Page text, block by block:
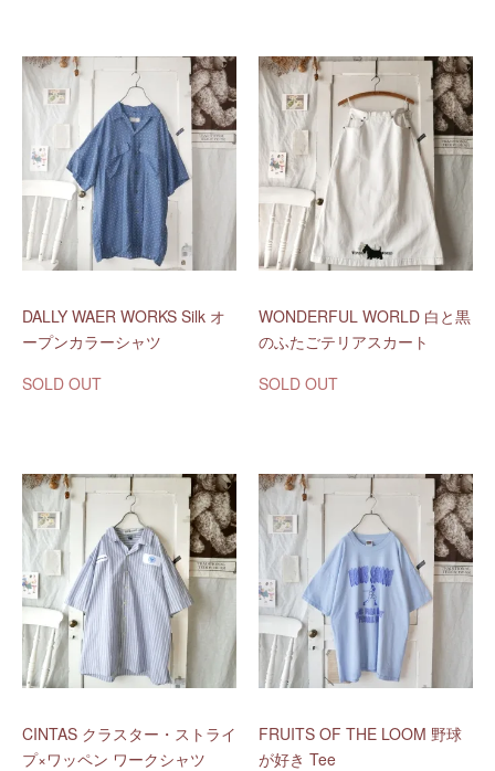
DALLY WAER WORKS Silk オ
ープンカラーシャツ
SOLD OUT
WONDERFUL WORLD 白と黒
のふたごテリアスカート
SOLD OUT
CINTAS クラスター・ストライ
プ×ワッペン ワークシャツ
FRUITS OF THE LOOM 野球
が好き Tee